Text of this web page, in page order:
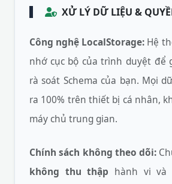
XỬ LÝ DỮ LIỆU &
Công nghệ LocalStorage: Hệ
nhớ cục bộ của trình duyệt để
rà soát Schema của bạn. Mọi
ra 100% trên thiết bị cá nhân,
máy chủ trung gian.
Chính sách không theo dõi:
không thu thập hành vi và